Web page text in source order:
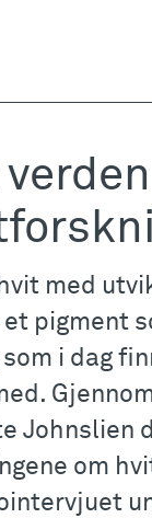
med
pigment
i dag
Johnslien
om